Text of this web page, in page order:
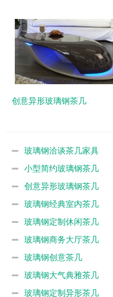
创意异形玻璃钢茶几
玻璃钢洽谈茶几家具
小型简约玻璃钢茶几
创意异形玻璃钢茶几
玻璃钢经典室内茶几
玻璃钢定制休闲茶几
玻璃钢商务大厅茶几
玻璃钢创意茶几
玻璃钢大气典雅茶几
玻璃钢定制异形茶几